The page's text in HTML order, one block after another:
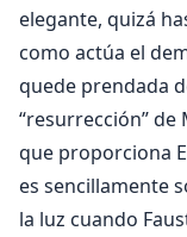
elegante, quizá
como actúa el
quede prendada
“resurrección”
que proporciona
es sencillamente
la luz cuando